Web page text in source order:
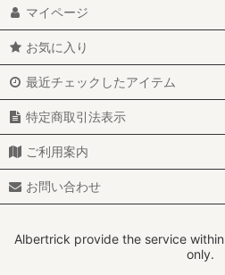
BMW
CITOROEN
HONDA
マイページ
お気に入り
最近チェックしたアイテム
特定商取引法表示
ご利用案内
お問い合わせ
Albertrick provide the service
only.